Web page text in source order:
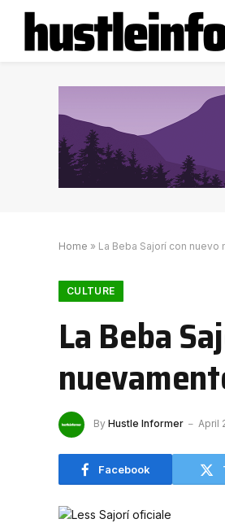
Home » La Beba Sajorí con
CULTURE
La Beba
By Hustle Informer April
Facebook